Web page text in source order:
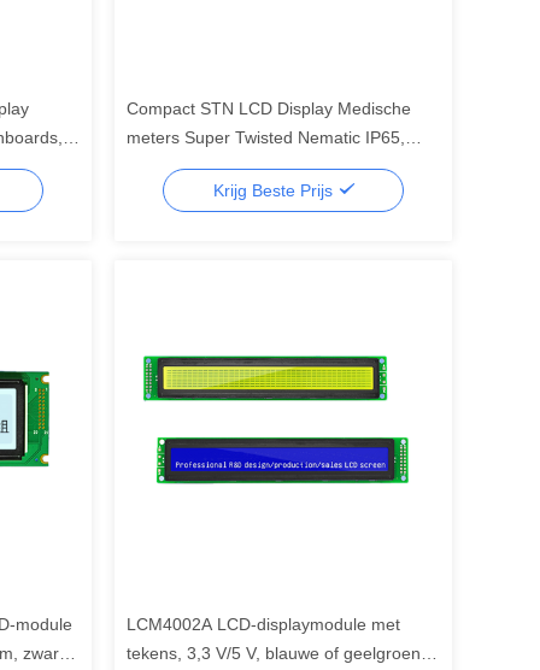
Compact STN LCD Display Medische
meters Super Twisted Nematic IP65,
segment lcd display, segment lcd
Krijg Beste Prijs
module
zwart
LCM4002A LCD-displaymodule met
tekens, 3,3 V/5 V, blauwe of geelgroene